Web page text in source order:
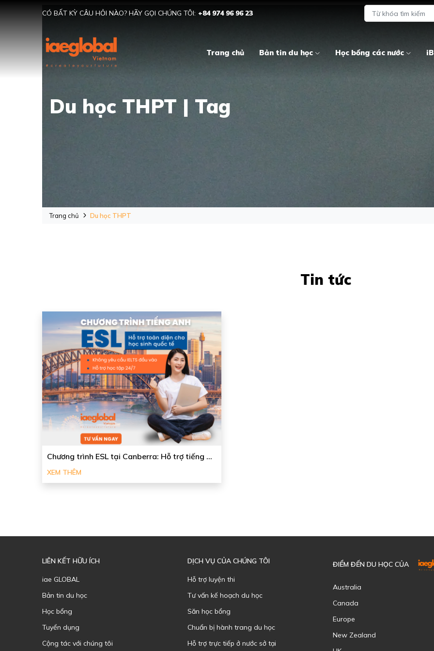
CÓ BẤT KỲ CÂU HỎI NÀO? HÃY GỌI CHÚNG TÔI: +84 974 96 96 23
Trang chủ Bản tin du học Học bổng các nước
Du học THPT | Tag
Trang chủ Du học THPT
Tin tức
Chương trình ESL tại Canberra: Hỗ trợ tiếng ...
XEM THÊM
LIÊN KẾT HỮU ÍCH
iae GLOBAL
Bản tin du học
Học bổng
Tuyển dụng
Cộng tác với chúng tôi
DỊCH VỤ CỦA CHÚNG TÔI
Hỗ trợ luyện thi
Tư vấn kế hoạch du học
Săn học bổng
Chuẩn bị hành trang du học
Hỗ trợ trực tiếp ở nước sở tại
ĐIỂM ĐẾN DU HỌC CỦA
Australia
Canada
Europe
New Zealand